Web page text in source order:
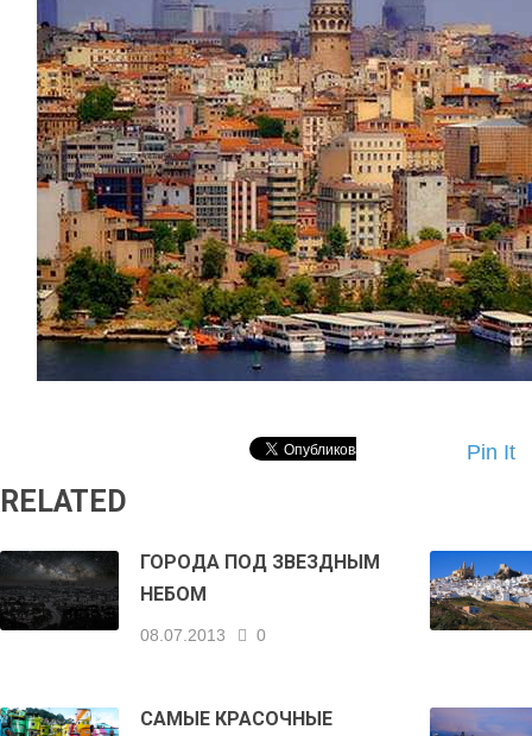
Pin It
RELATED
ГОРОДА ПОД ЗВЕЗДНЫМ
НЕБОМ
08.07.2013 0
САМЫЕ КРАСОЧНЫЕ